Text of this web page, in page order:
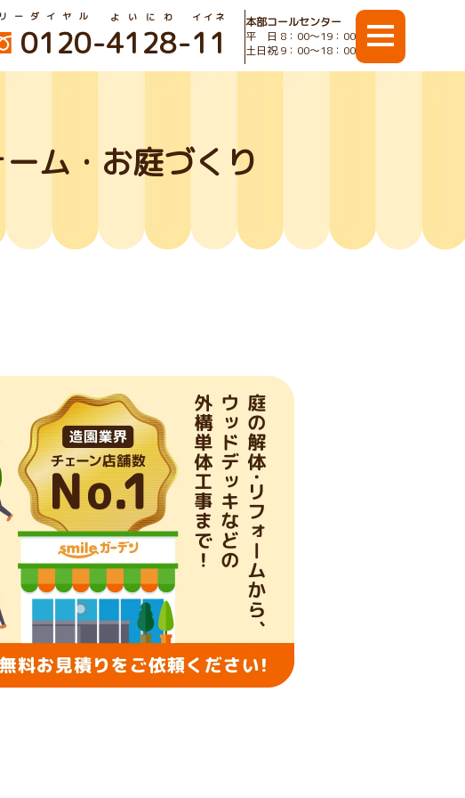
0120
ーダイヤル
-4128
よいにわ
-11
イイネ
本部コールセンター
平 日 8：00〜19：00
土日祝 9：00〜18：00
ム・お庭づくり